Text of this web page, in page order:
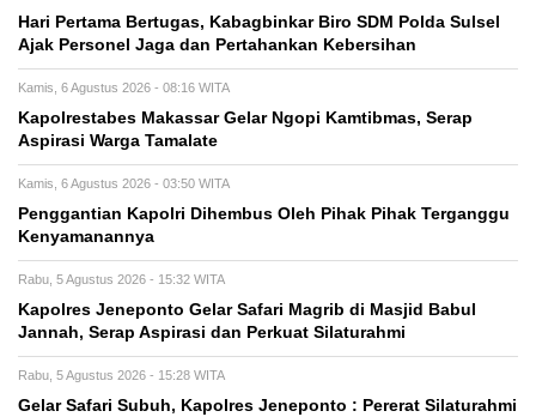
Hari Pertama Bertugas, Kabagbinkar Biro SDM Polda Sulsel
Ajak Personel Jaga dan Pertahankan Kebersihan
Kamis, 6 Agustus 2026 - 08:16 WITA
Kapolrestabes Makassar Gelar Ngopi Kamtibmas, Serap
Aspirasi Warga Tamalate
Kamis, 6 Agustus 2026 - 03:50 WITA
Penggantian Kapolri Dihembus Oleh Pihak Pihak Terganggu
Kenyamanannya
Rabu, 5 Agustus 2026 - 15:32 WITA
Kapolres Jeneponto Gelar Safari Magrib di Masjid Babul
Jannah, Serap Aspirasi dan Perkuat Silaturahmi
Rabu, 5 Agustus 2026 - 15:28 WITA
Gelar Safari Subuh, Kapolres Jeneponto : Pererat Silaturahmi